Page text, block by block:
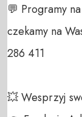
💬 Programy
czekamy na
286 411
💥 Wesprzyj